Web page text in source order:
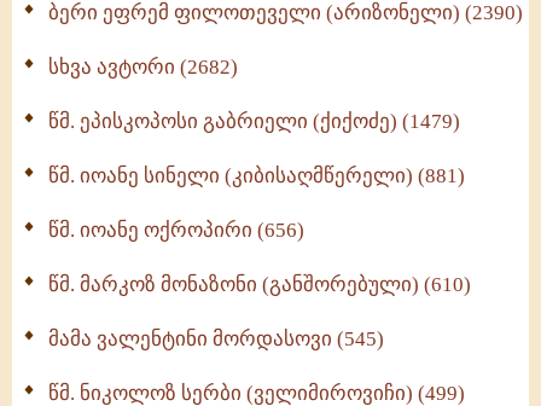
სულიერი ცხოვრების სახელმძღვანელო -
ნაწილი II (369)
ბერი ეფრემ ფილოთეველი (არიზონელი) (2390)
სხვა ავტორი (2682)
წმ. ეპისკოპოსი გაბრიელი (ქიქოძე) (1479)
წმ. იოანე სინელი (კიბისაღმწერელი) (881)
წმ. იოანე ოქროპირი (656)
წმ. მარკოზ მონაზონი (განშორებული) (610)
მამა ვალენტინი მორდასოვი (545)
წმ. ნიკოლოზ სერბი (ველიმიროვიჩი) (499)